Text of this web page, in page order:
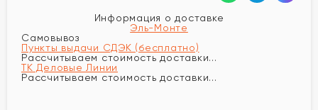
Информация о доставке
Эль-Монте
Самовывоз
Пункты выдачи СДЭК (бесплатно)
Рассчитываем стоимость доставки...
ТК Деловые Линии
Рассчитываем стоимость доставки...